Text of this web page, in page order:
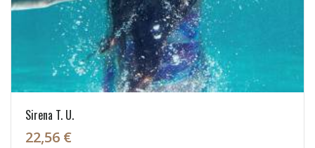
Sirena T. U.
22,56 €